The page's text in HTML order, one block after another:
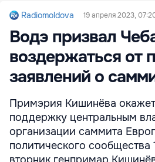
Radiomoldova 19 апреля 2023,
Водэ призвал
воздержаться от
заявлений о
Примэрия Кишинёва
поддержку центральным
организации саммита
политического сообщества